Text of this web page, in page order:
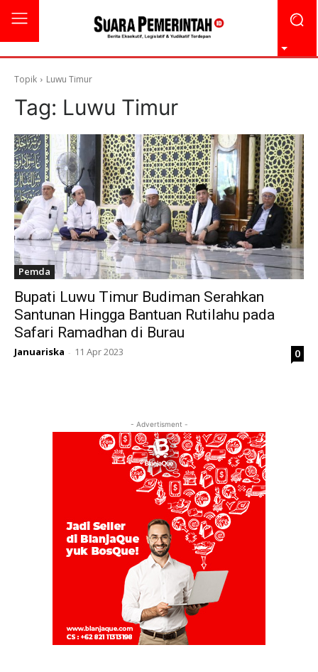
Topik Luwu Timur
Tag: Luwu Timur
Pemda
Bupati Luwu Timur Budiman Serahkan
Santunan Hingga Bantuan Rutilahu pada
Safari Ramadhan di Burau
Januariska - 11 Apr 2023 0
- Advertisment -